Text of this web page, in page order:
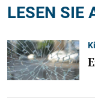
LESEN SIE